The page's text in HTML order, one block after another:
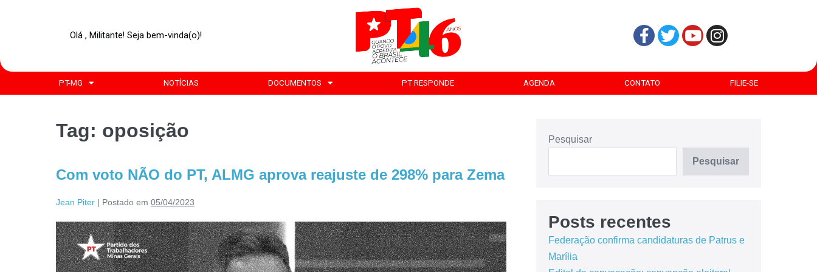
Olá , Militante! Seja bem-vinda(o)!
PT-MG NOTÍCIAS DOCUMENTOS PT RESPONDE AGENDA CONTATO FILIE-SE
Tag: oposição
Com voto NÃO do PT, ALMG aprova reajuste de 298% para Zema
Jean Piter | Postado em 05/04/2023
Pesquisar
Pesquisar
Posts recentes
Federação confirma candidaturas de Patrus e
Marília